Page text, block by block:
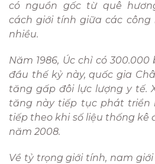
có nguồn gốc từ quê
cách giới tính giữa các
nhiều.
Năm 1986, Úc chỉ có
đầu thế kỷ này, quốc gia
tăng gấp đôi lực lượng y tế.
tăng này tiếp tục phát triển
tiếp theo khi số liệu thống kê
năm 2008.
Về tỷ trọng giới tính, nam